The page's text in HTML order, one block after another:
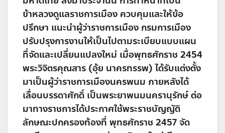
ข้าหลวงดูแลราชการเมือง ควบคุมและให้ข้อ
ปรึกษา แนะนำผู้ว่าราชการเมือง กรมการเมือง
ปรับปรุงการงานให้เป็นไปตามระเบียบแบบแผน
ที่จัดและเปลี่ยนแปลงใหม่ เมื่อพุทธศักราช 2454
พระวิจิตรคุณสาร (อุ้ย นาครทรรพ) ได้รับแต่งตั้ง
มาเป็นผู้ว่าราชการเมืองนครพนม ภายหลังได้
เลื่อนบรรดาศักดิ์ เป็นพระยาพนมนครานุรักษ์ ต่อ
มาทางราชการได้ประกาศใช้พระราชบัญญัติ
ลักษณะปกครองท้องที่ พุทธศักราช 2457 จัด